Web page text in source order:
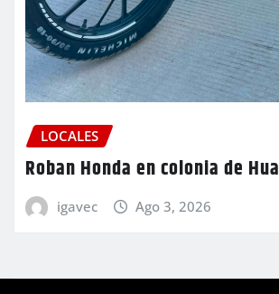
LOCALES
Roban Honda en colonia de
igavec Ago 3, 2026